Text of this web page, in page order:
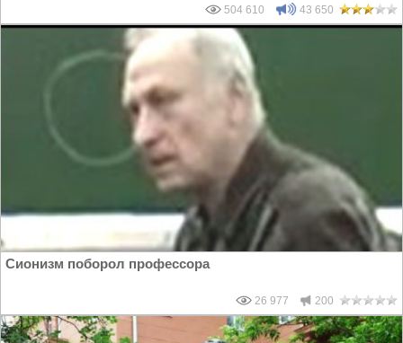
504 610 43 650
Сионизм поборол профессора
26 977 200